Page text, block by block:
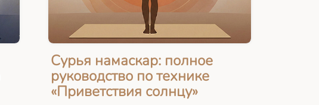
Сурья намаскар: полное
руководство по технике
«Приветствия солнцу»